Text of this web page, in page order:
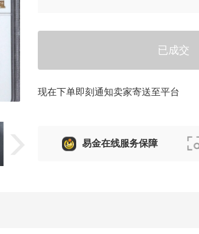
已成交
现在下单即刻通知卖家寄送至平台
易金在线服务保障